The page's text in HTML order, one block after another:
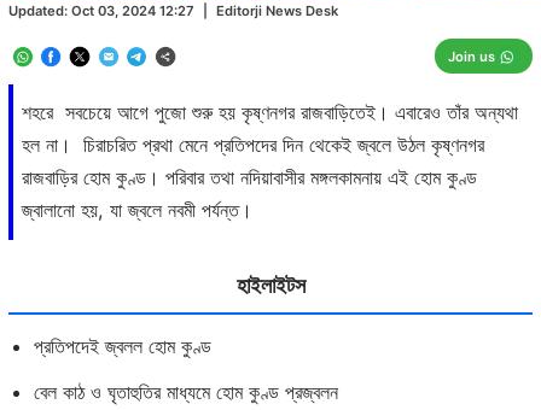
শহরে সবচেয়ে আগে পুজো শুরু হয় কৃষ্ণনগর রাজবাড়িতেই। এবারেও তাঁর অন্যথা
হল না। চিরাচরিত প্রথা মেনে প্রতিপদের দিন থেকেই জ্বলে উঠল কৃষ্ণনগর
রাজবাড়ির হোম কুণ্ড। পরিবার তথা নদিয়াবাসীর মঙ্গলকামনায় এই হোম কুণ্ড
জ্বালানো হয়, যা জ্বলে নবমী পর্যন্ত।
Updated: Oct 03, 2024 12:27 Editorji News Desk
Join us
হাইলাইটস
প্রতিপদেই জ্বলল হোম কুণ্ড
বেল কাঠ ও ঘৃতাহুতির মাধ্যমে হোম কুণ্ড প্রজ্বলন